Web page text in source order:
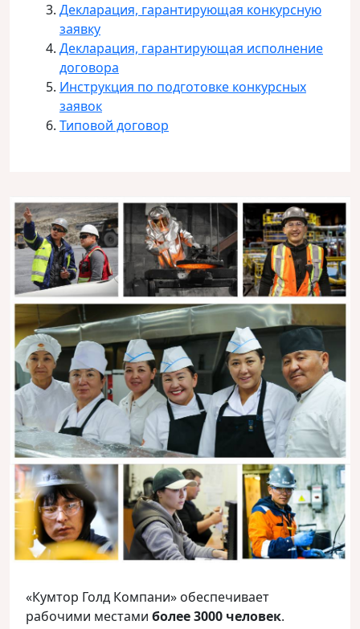
Декларация, гарантирующая конкурсную
заявку
Декларация, гарантирующая исполнение
договора
Инструкция по подготовке конкурсных
заявок
Типовой договор
«Кумтор Голд Компани» обеспечивает
рабочими местами более 3000 человек.